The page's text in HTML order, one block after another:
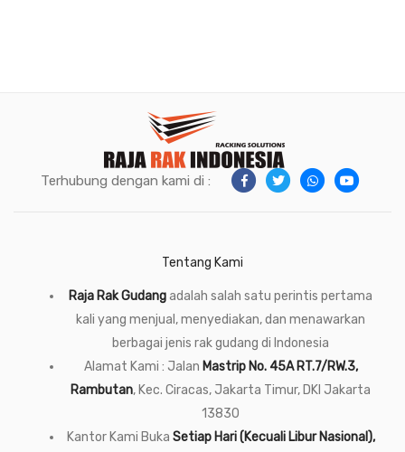
Terhubung dengan kami di :
Tentang Kami
Raja Rak Gudangadalah salah satu perintis pertama
kali yang menjual, menyediakan, dan menawarkan
berbagai jenis rak gudang di Indonesia
Alamat Kami : Jalan Mastrip No. 45A RT.7/RW.3,
Rambutan, Kec. Ciracas, Jakarta Timur, DKI Jakarta
13830
Kantor Kami Buka Setiap Hari (Kecuali Libur Nasional),